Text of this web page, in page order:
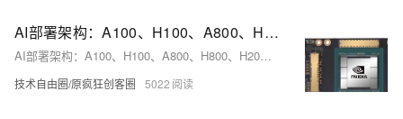
AI部署架构：A100、H100、A800、H800、H20的差异以及如何选型？开发、测试、生产环境如何进行AI大模型部署架构？
AI部署架构：A100、H100、A800、H800、H20的差异以及如何选型？开发、测试、生产环境如何进行AI大模型部署架构？
技术自由圈/原疯狂创客圈 5022